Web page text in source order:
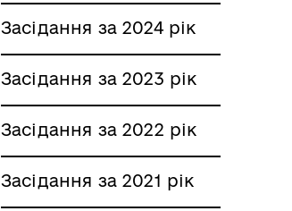
Засідання за 2024 рік
Засідання за 2023 рік
Засідання за 2022 рік
Засідання за 2021 рік